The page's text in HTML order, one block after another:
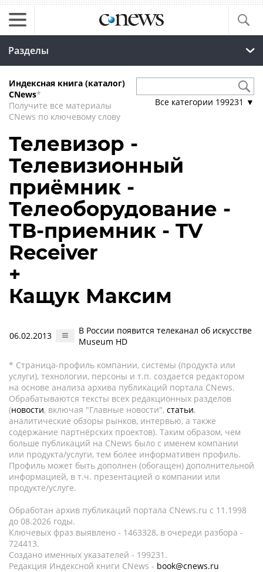
Разделы
Индексная книга (каталог)
CNews*
Получите все материалы
CNews по ключевому слову
Все категории 199231 ▼
Телевизор -
Телевизионный
приёмник -
Телеоборудование -
ТВ-приемник - TV
Receiver
+
Кащук Максим
06.02.2013
В России появится телеканал об искусстве
Museum HD
* Страница-профиль компании, системы (продукта или
услуги), технологии, персоны и т.п. создается редактором
на основе анализа архива публикаций портала CNews.
Обрабатываются тексты всех редакционных разделов
(новости, включая "Главные новости", статьи,
аналитические обзоры рынков, интервью, а также
содержание партнёрских проектов). Таким образом, чем
больше публикаций на CNews было с именем компании
или продукта/услуги, тем более информативен профиль.
Профиль может быть дополнен (обогащен) дополнительной
информацией, в т.ч. презентацией о компании или
продукте/услуге.
Обработан архив публикаций портала CNews.ru c 11.1998
до 08.2026 годы.
Ключевых фраз выявлено - 1463328, в очереди разбора -
724413.
Создано именных указателей - 199231.
Редакция Индексной книги CNews - book@cnews.ru